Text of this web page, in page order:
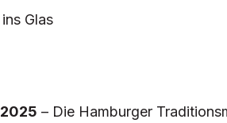
Glas
– Die Hamburger